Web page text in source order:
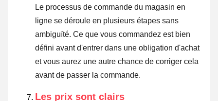
Le processus de commande du magasin en
ligne se déroule en plusieurs étapes sans
ambiguïté. Ce que vous commandez est bien
défini avant d'entrer dans une obligation d'achat
et vous aurez une autre chance de corriger cela
avant de passer la commande.
Les prix sont clairs